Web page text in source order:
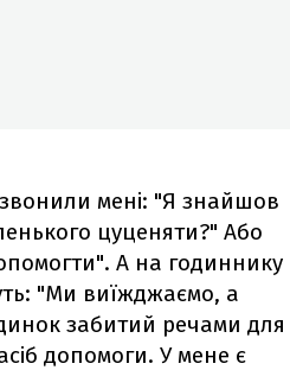
мені: "Я знайшов
цуценяти?" Або
А на годиннику
"Ми виїжджаємо, а
забитий речами для
допомоги. У мене є